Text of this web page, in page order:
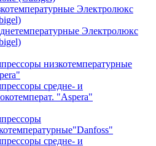
Электролюкс
Электролюкс
низкотемпературные
средне- и
"Aspera"
средне- и